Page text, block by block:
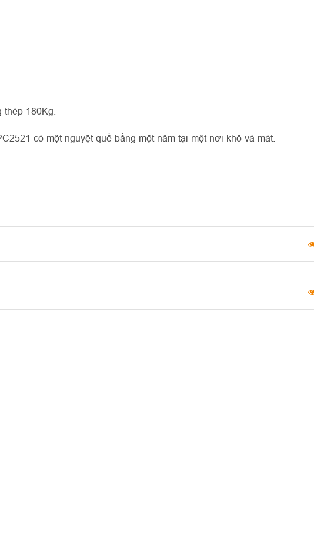
180Kg.
có một nguyệt quế bằng một năm tại một nơi khô và mát.